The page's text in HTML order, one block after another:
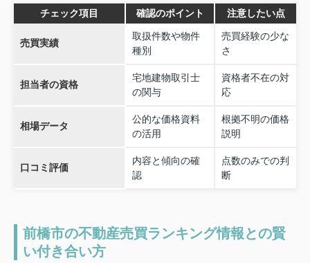
チェック項目 確認のポイント 注意したい点
売買実績
取扱件数や物件
種別
売買経験の少な
さ
担当者の資格
宅地建物取引士
の関与
資格者不在の対
応
相場データ
公的な価格資料
の活用
根拠不明の価格
説明
口コミ評価
内容と傾向の確
認
点数のみでの判
断
前橋市の不動産売買ランキング情報との賢
い付き合い方